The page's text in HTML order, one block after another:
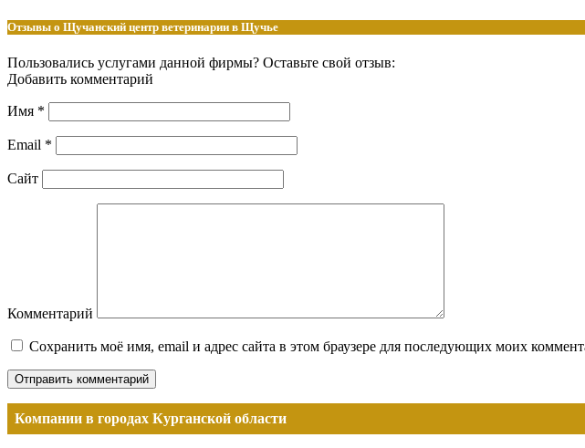
Отзывы о Щучанский центр ветеринарии в Щучье
Пользовались услугами данной фирмы? Оставьте свой отзыв:
Добавить комментарий
Имя *
Email *
Сайт
Комментарий
Сохранить моё имя, email и адрес сайта в этом браузере для последующих моих
Компании в городах Курганской области